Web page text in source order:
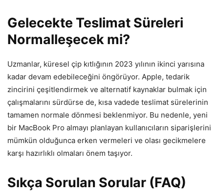
Gelecekte Teslimat Süreleri
Normalleşecek mi?
Uzmanlar, küresel çip kıtlığının 2023 yılının ikinci yarısına
kadar devam edebileceğini öngörüyor. Apple, tedarik
zincirini çeşitlendirmek ve alternatif kaynaklar bulmak için
çalışmalarını sürdürse de, kısa vadede teslimat sürelerinin
tamamen normale dönmesi beklenmiyor. Bu nedenle, yeni
bir MacBook Pro almayı planlayan kullanıcıların siparişlerini
mümkün olduğunca erken vermeleri ve olası gecikmelere
karşı hazırlıklı olmaları önem taşıyor.
Sıkça Sorulan Sorular (FAQ)